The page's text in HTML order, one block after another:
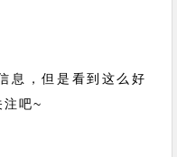
息，但是看到这么好
注吧~